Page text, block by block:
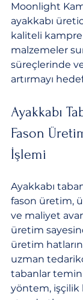
Moonlight
ayakkabı
kaliteli
malzemeler
süreçlerinde
artırmayı
Ayakkabı
Fason
İşlemi
Ayakkabı
fason üretim,
ve maliyet
üretim
üretim
uzman
tabanlar
yöntem, işçilik